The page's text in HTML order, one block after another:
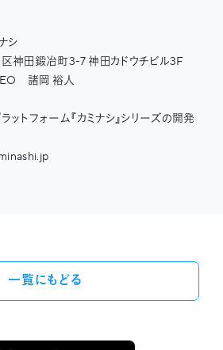
シ
神田鍛冶町3-7 神田カドウチビル3F
諸岡 裕人
トフォーム『カミナシ』シリーズの開発
一覧にもどる